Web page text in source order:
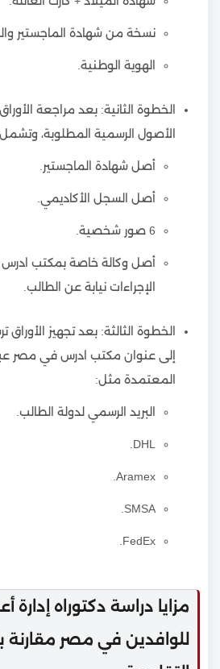
نسخة من شهادة الماجستير
الهوية الوطنية.
الخطوة الثانية: بعد مراجعة
الأصول الرسمية المطلوبة،
أصل شهادة الماجستير.
أصل السجل الأكاديمي.
6 صور شخصية.
أصل وكالة خاصة بمكتب
الإجراءات نيابة عن الطالب.
الخطوة الثالثة: بعد تجهيز
إلى عنوان مكتب ادرس في مصر
المعتمدة مثل:
البريد الرسمي لدولة الطالب.
DHL.
Aramex.
SMSA.
FedEx.
مزايا دراسة دكتوراه
للوافدين في مصر مقارنة